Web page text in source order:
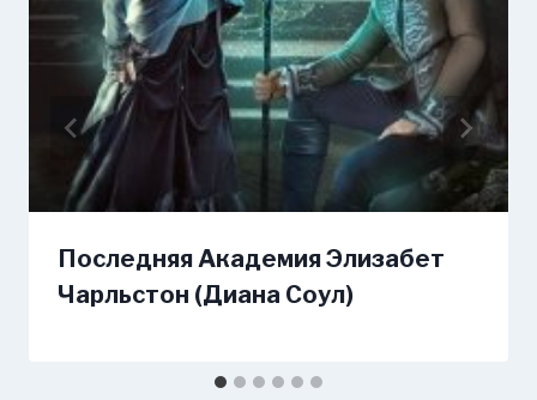
Последняя Академия Элизабет
Чарльстон (Диана Соул)